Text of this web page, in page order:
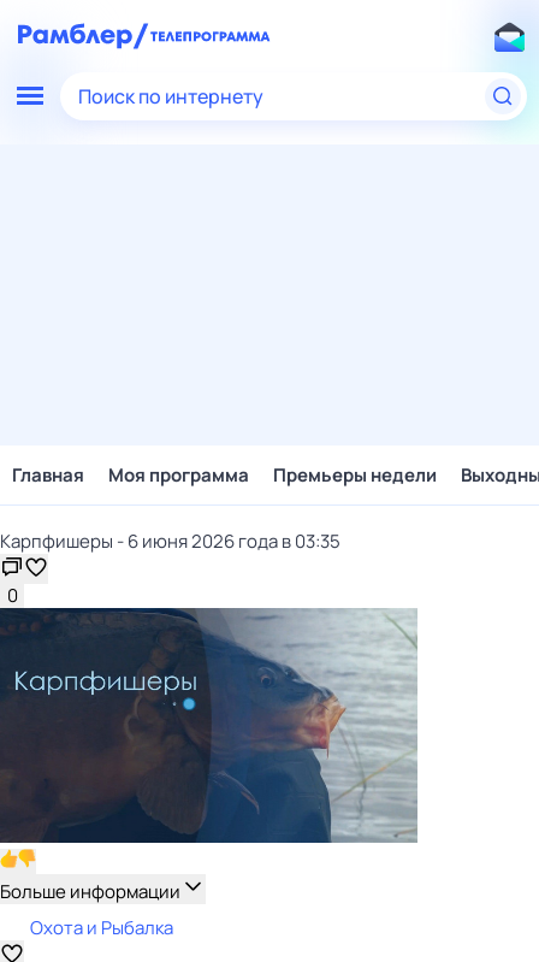
Поиск по интернету
Главная Моя программа Премьеры недели
Карпфишеры - 6 июня 2026 года в 03:35
0
Больше информации
Охота и Рыбалка